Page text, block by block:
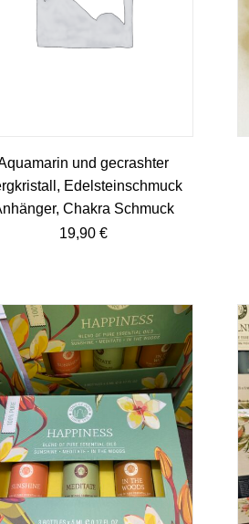
und gecrashter
Edelsteinschmuck
Chakra Schmuck
19,90 €